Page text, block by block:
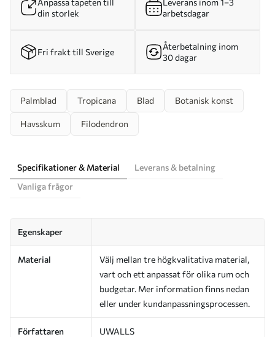
din storlek
arbetsdagar
Fri frakt till Sverige
Återbetalning inom
30 dagar
Palmblad Tropicana Blad Botanisk konst
Havsskum Filodendron
Specifikationer & Material
Leverans & betalning
Vanliga frågor
Egenskaper
Material
Välj mellan tre högkvalitativa material,
vart och ett anpassat för olika rum och
budgetar. Mer information finns nedan
eller under kundanpassningsprocessen.
Författaren UWALLS